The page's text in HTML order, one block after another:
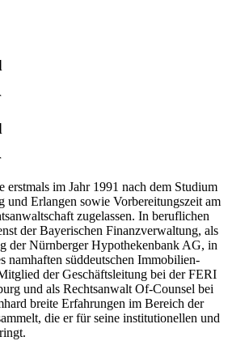
im Jahr 1991 nach dem Studium
und Erlangen sowie Vorbereitungszeit am
zugelassen. In beruflichen
der Bayerischen Finanzverwaltung, als
der Nürnberger Hypothekenbank AG, in
namhaften süddeutschen Immobilien-
der Geschäftsleitung bei der FERI
und als Rechtsanwalt Of-Counsel bei
breite Erfahrungen im Bereich der
die er für seine institutionellen und